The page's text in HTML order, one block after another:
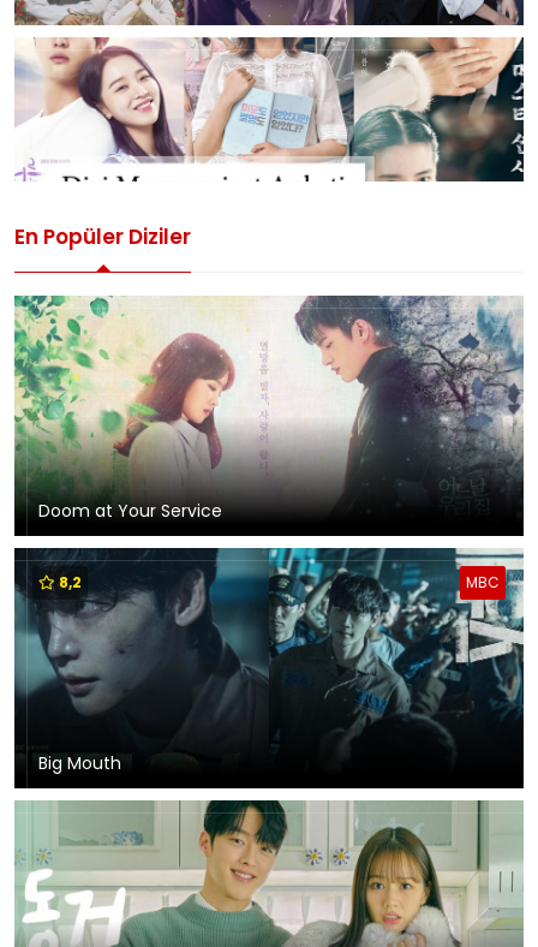
En Popüler Diziler
Doom at Your Service
MBC
8,2
Big Mouth